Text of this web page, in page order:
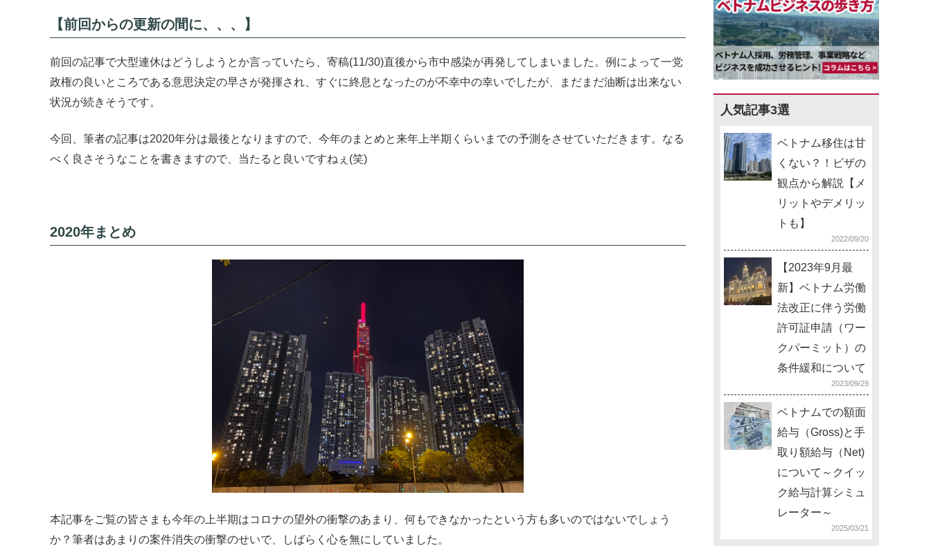
【前回からの更新の間に、、、】
前回の記事で大型連休はどうしようとか言っていたら、寄稿(11/30)直後から市中感染が再発してしまいました。例によって一党
政権の良いところである意思決定の早さが発揮され、すぐに終息となったのが不幸中の幸いでしたが、まだまだ油断は出来ない
状況が続きそうです。
今回、筆者の記事は2020年分は最後となりますので、今年のまとめと来年上半期くらいまでの予測をさせていただきます。なる
べく良さそうなことを書きますので、当たると良いですねぇ(笑)
2020年まとめ
本記事をご覧の皆さまも今年の上半期はコロナの望外の衝撃のあまり、何もできなかったという方も多いのではないでしょう
か？筆者はあまりの案件消失の衝撃のせいで、しばらく心を無にしていました。
人気記事3選
ベトナム移住は甘
くない？！ビザの
観点から解説【メ
リットやデメリッ
トも】
2022/09/20
【2023年9月最
新】ベトナム労働
法改正に伴う労働
許可証申請（ワー
クパーミット）の
条件緩和について
2023/09/29
ベトナムでの額面
給与（Gross)と手
取り額給与（Net)
について～クイッ
ク給与計算シミュ
レーター～
2025/03/21